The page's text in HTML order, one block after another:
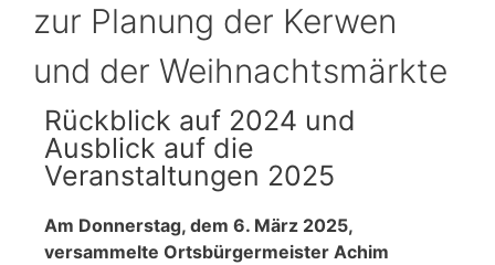
zur Planung der Kerwen
und der Weihnachtsmärkte
Rückblick auf 2024 und
Ausblick auf die
Veranstaltungen 2025
Am Donnerstag, dem 6. März 2025,
versammelte Ortsbürgermeister Achim